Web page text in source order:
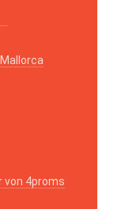
von 4proms